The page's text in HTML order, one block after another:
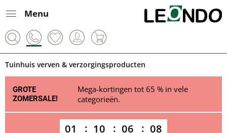
Menu
Tuinhuis verven & verzorgingsproducten
GROTE
ZOMERSALE!
Mega-kortingen tot 65 % in vele
categorieën.
01 10 06 08